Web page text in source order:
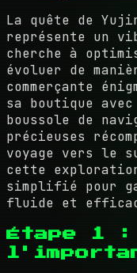
La quête de
représente un
cherche à
évoluer de
commerçante
sa boutique
boussole de
précieuses
voyage vers le
cette
simplifié pour
fluide et
Étape 1 :